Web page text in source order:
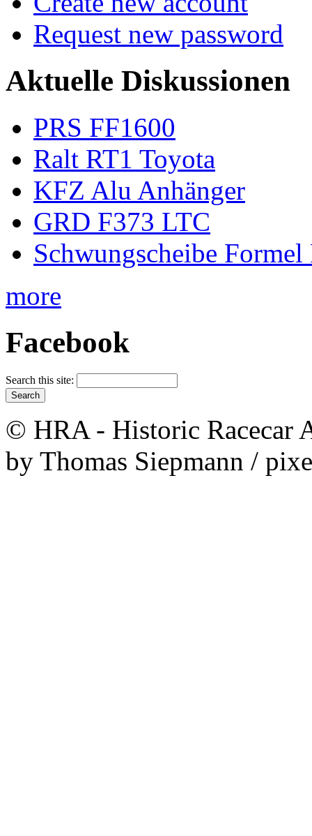
Request new password
Aktuelle Diskussionen
PRS FF1600
Ralt RT1 Toyota
KFZ Alu Anhänger
GRD F373 LTC
Schwungscheibe Formel
more
Facebook
Search this site:
© HRA - Historic Racecar
by Thomas Siepmann /